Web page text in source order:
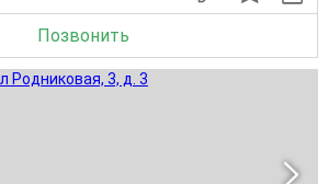
Позвонить